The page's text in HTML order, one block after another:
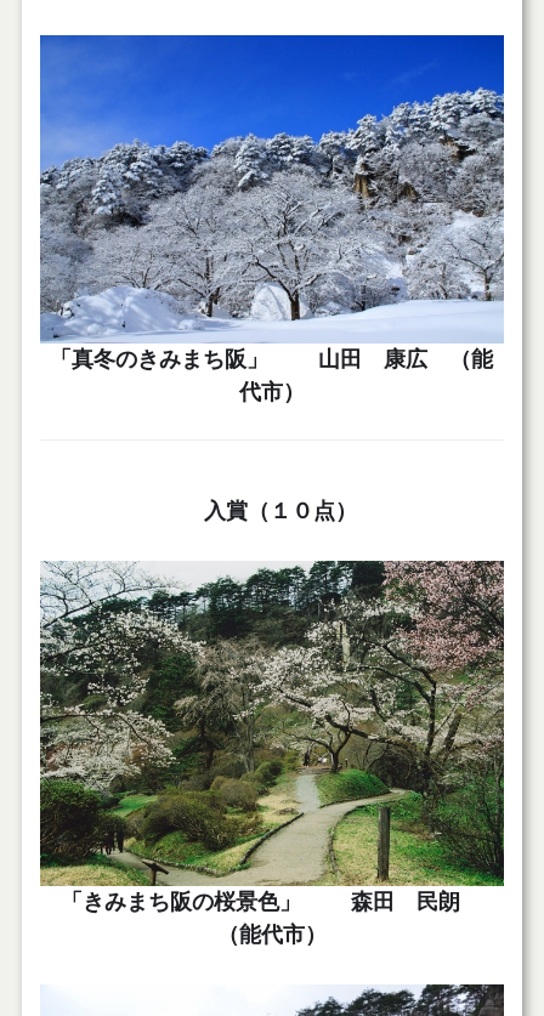
「真冬のきみまち阪」 山田 康広 （能
代市）
入賞（１０点）
「きみまち阪の桜景色」 森田 民朗
（能代市）